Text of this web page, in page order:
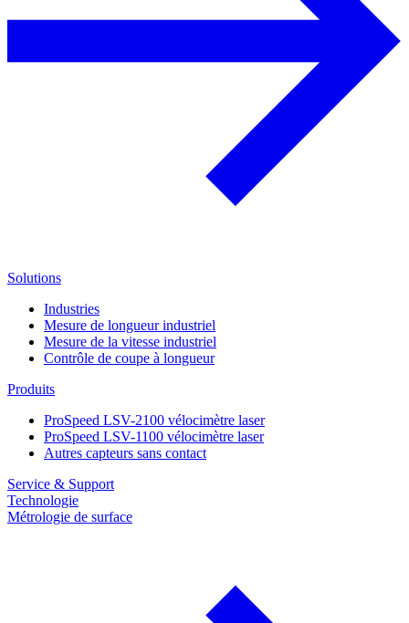
Solutions
Industries
Mesure de longueur industriel
Mesure de la vitesse industriel
Contrôle de coupe à longueur
Produits
ProSpeed LSV-2100 vélocimètre laser
ProSpeed LSV-1100 vélocimètre laser
Autres capteurs sans contact
Service & Support
Technologie
Métrologie de surface